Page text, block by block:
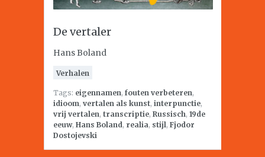
De vertaler
Hans Boland
Verhalen
Tags: eigennamen, fouten verbeteren,
idioom, vertalen als kunst, interpunctie,
vrij vertalen, transcriptie, Russisch, 19de
eeuw, Hans Boland, realia, stijl, Fjodor
Dostojevski